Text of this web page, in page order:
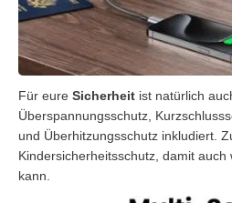
Für eure Sicherheit ist natürlich
Überspannungsschutz,
und Überhitzungsschutz inkludiert.
Kindersicherheitsschutz, damit
kann.